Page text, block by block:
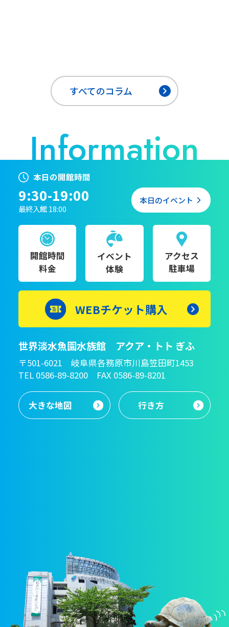
すべてのコラム
本日の開館時間
9:30-19:00
最終入館 18:00
本日のイベント
開館時間
料金
イベント
体験
アクセス
駐車場
WEBチケット購入
世界淡水魚園水族館 アクア・トト ぎふ
〒501-6021 岐阜県各務原市川島笠田町1453
TEL 0586-89-8200 FAX 0586-89-8201
大きな地図 行き方